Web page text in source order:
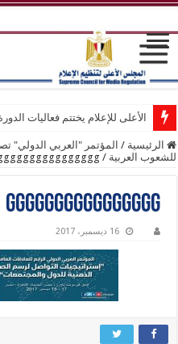
الأعلى للإعلام يختتم فعاليات
الرئيسية / المؤتمر "العربي
للشعوب العربية /
gggggggggggggggg
16 ديسمبر، 2017